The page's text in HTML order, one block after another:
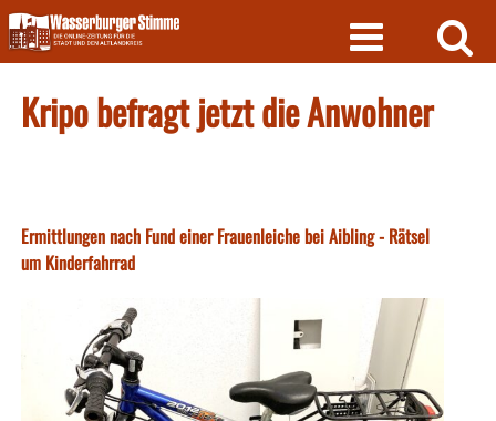
Skip
to
content
Kripo befragt jetzt die Anwohner
Ermittlungen nach Fund einer Frauenleiche bei Aibling - Rätsel
um Kinderfahrrad